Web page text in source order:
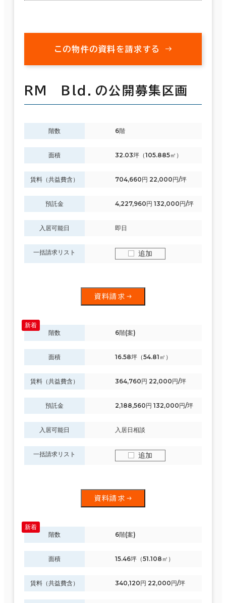
この物件の資料を請求する
ＲＭ Ｂｌｄ．の公開募集区画
階数 6階
面積 32.03坪（105.885㎡）
賃料（共益費含） 704,660円 22,000円/坪
預託金 4,227,960円 132,000円/坪
入居可能日 即日
一括請求リスト 追加
資料請求
階数 6階(案)
面積 16.58坪（54.81㎡）
賃料（共益費含） 364,760円 22,000円/坪
預託金 2,188,560円 132,000円/坪
入居可能日 入居日相談
一括請求リスト 追加
資料請求
階数 6階(案)
面積 15.46坪（51.108㎡）
賃料（共益費含） 340,120円 22,000円/坪